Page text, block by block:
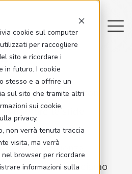
cookie sul computer
per raccogliere
sito e ricordare i
in futuro. I cookie
stesso e a offrire un
sul sito che tramite altri
sui cookie,
privacy.
non verrà tenuta traccia
visita, ma verrà
browser per ricordare
informazioni sulla
la tua attività con
superare le sfide
e accelerare la tua
testing creiamo